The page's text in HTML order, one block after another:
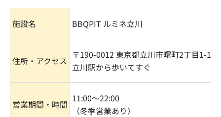
施設名 BBQPIT ルミネ立川
住所・アクセス
〒190-0012 東京都立川市曙町2丁目1-1
立川駅から歩いてすぐ
営業期間・時間
11:00〜22:00
（冬季営業あり）